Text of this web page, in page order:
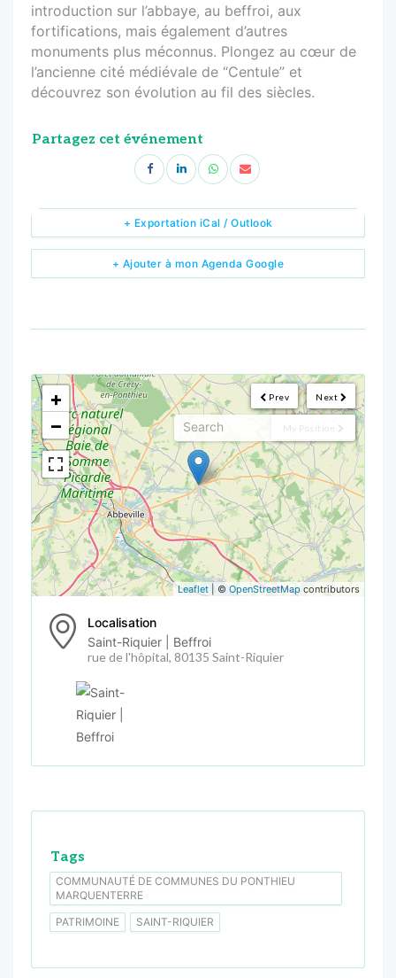
introduction sur l’abbaye, au beffroi, aux
fortifications, mais également d’autres
monuments plus méconnus. Plongez au cœur de
l’ancienne cité médiévale de “Centule” et
découvrez son évolution au fil des siècles.
Partagez cet événement
+ Ajouter à mon Agenda Google
+ Exportation iCal / Outlook
Next
Prev
My Position
<!---->
+
−
Leaflet | © OpenStreetMap contributors
Localisation
Saint-Riquier | Beffroi
rue de l'hôpital, 80135 Saint-Riquier
Tags
COMMUNAUTÉ DE COMMUNES DU PONTHIEU
MARQUENTERRE
PATRIMOINE
SAINT-RIQUIER